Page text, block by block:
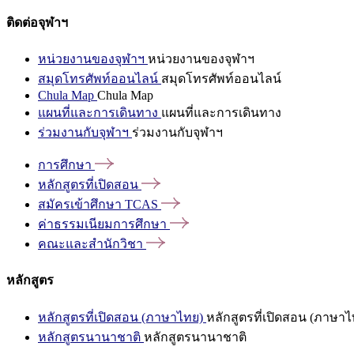
ติดต่อจุฬาฯ
หน่วยงานของจุฬาฯ หน่วยงานของจุฬาฯ
สมุดโทรศัพท์ออนไลน์ สมุดโทรศัพท์ออนไลน์
Chula Map Chula Map
แผนที่และการเดินทาง แผนที่และการเดินทาง
ร่วมงานกับจุฬาฯ ร่วมงานกับจุฬาฯ
การศึกษา
หลักสูตรที่เปิดสอน
สมัครเข้าศึกษา TCAS
ค่าธรรมเนียมการศึกษา
คณะและสำนักวิชา
หลักสูตร
หลักสูตรที่เปิดสอน (ภาษาไทย) หลักสูตรที่เปิดสอน (ภาษาไ
หลักสูตรนานาชาติ หลักสูตรนานาชาติ